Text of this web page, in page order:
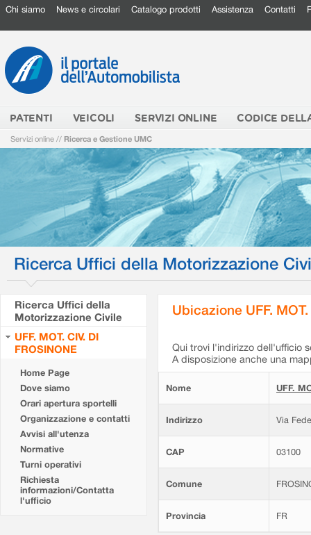
Chi siamo News e circolari Catalogo prodotti Assistenza Contatti
PATENTI VEICOLI SERVIZI ONLINE CODICE
Servizi online // Ricerca e Gestione UMC
Ricerca Uffici della Motorizzazione
Ricerca Uffici della
Motorizzazione Civile
UFF. MOT. CIV. DI
FROSINONE
Home Page
Dove siamo
Orari apertura sportelli
Organizzazione e contatti
Avvisi all'utenza
Normative
Turni operativi
Richiesta
informazioni/Contatta
l'ufficio
Ubicazione UFF.
Qui trovi l'indirizzo dell'ufficio
A disposizione anche una
Nome UFF.
Indirizzo Via
CAP 03100
Comune
Provincia FR